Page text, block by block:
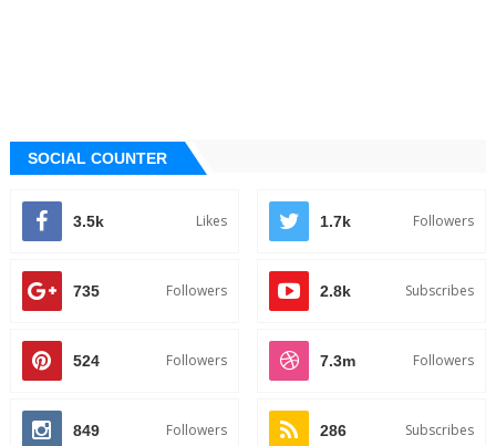
SOCIAL COUNTER
3.5k Likes 1.7k Followers
735 Followers 2.8k Subscribes
524 Followers 7.3m Followers
849 Followers 286 Subscribes